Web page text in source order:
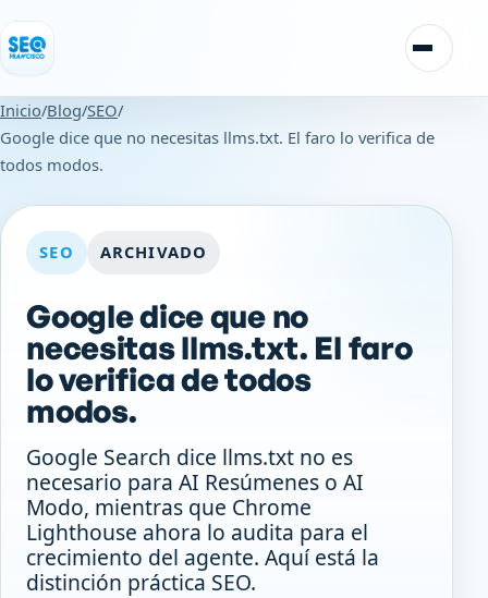
Saltar al contenido
Alternar
Inicio/Blog/SEO/
Google dice que no necesitas llms.txt. El faro lo verifica de
todos modos.
SEO ARCHIVADO
Google dice que no
necesitas llms.txt. El faro
lo verifica de todos
modos.
Google Search dice llms.txt no es
necesario para AI Resúmenes o AI
Modo, mientras que Chrome
Lighthouse ahora lo audita para el
crecimiento del agente. Aquí está la
distinción práctica SEO.